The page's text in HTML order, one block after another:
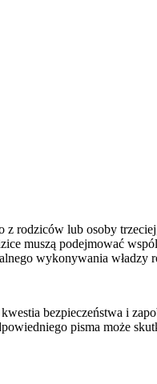
z rodziców lub osoby
muszą podejmować
wykonywania władzy
bezpieczeństwa i
pisma może